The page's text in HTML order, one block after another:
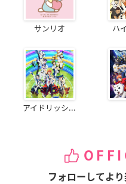
サンリオ ハ
アイドリッシ...
フォローしてよ